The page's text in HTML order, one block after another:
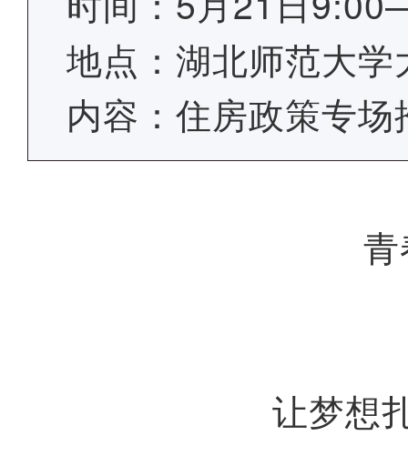
地点：湖北师范大
内容：住房政策专
让梦想